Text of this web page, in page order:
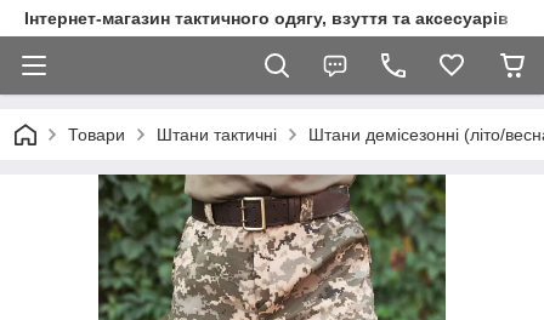
Інтернет-магазин тактичного одягу, взуття та аксесуарів
Товари Штани тактичні Штани демісезонні (літо/